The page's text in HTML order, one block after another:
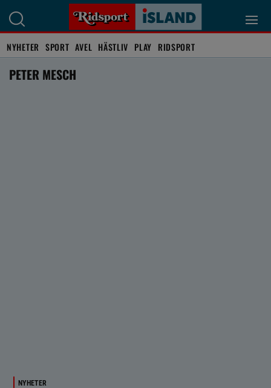
NYHETER SPORT AVEL HÄSTLIV PLAY RIDSPORT
PETER MESCH
NYHETER